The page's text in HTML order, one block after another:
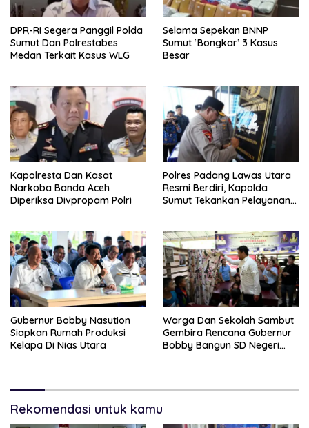
DPR-RI Segera Panggil Polda
Sumut Dan Polrestabes
Medan Terkait Kasus WLG
Selama Sepekan BNNP
Sumut ‘Bongkar’ 3 Kasus
Besar
Kapolresta Dan Kasat
Narkoba Banda Aceh
Diperiksa Divpropam Polri
Polres Padang Lawas Utara
Resmi Berdiri, Kapolda
Sumut Tekankan Pelayanan
Gubernur Bobby Nasution
Siapkan Rumah Produksi
Kelapa Di Nias Utara
Warga Dan Sekolah Sambut
Gembira Rencana Gubernur
Bobby Bangun SD Negeri
Rekomendasi untuk kamu